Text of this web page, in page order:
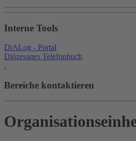
Interne Tools
DiALog - Portal
Diözesanes Telefonbuch
.
Bereiche kontaktieren